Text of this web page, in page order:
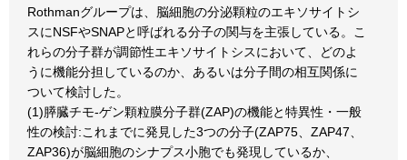
Rothmanグループは、脳細胞の分泌顆粒のエキソサイトシ
スにNSFやSNAPと呼ばれる分子の関与を主張している。こ
れらの分子群が調節性エキソサイトシスにおいて、どのよ
うに機能分担しているのか、あるいは分子間の相互関係に
ついて検討した。
(1)膵臓チモ-ゲン顆粒膜分子群(ZAP)の機能と特異性・一般
性の検討:これまでに発見した3つの分子(ZAP75、ZAP47、
ZAP36)が脳細胞のシナプス小胞でも発現しているか、